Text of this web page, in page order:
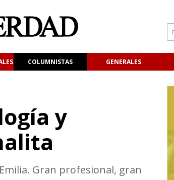
COLUMNISTAS GENERALES
y
Gran profesional, gran